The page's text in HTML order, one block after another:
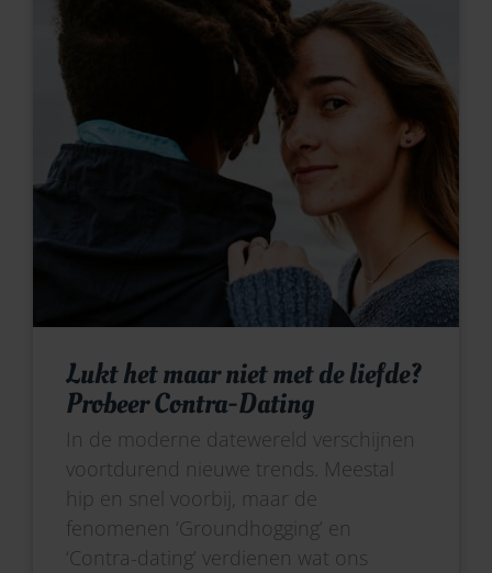
Lukt het maar niet met de liefde?
Probeer Contra-Dating
In de moderne datewereld verschijnen
voortdurend nieuwe trends. Meestal
hip en snel voorbij, maar de
fenomenen ‘Groundhogging’ en
‘Contra-dating’ verdienen wat ons